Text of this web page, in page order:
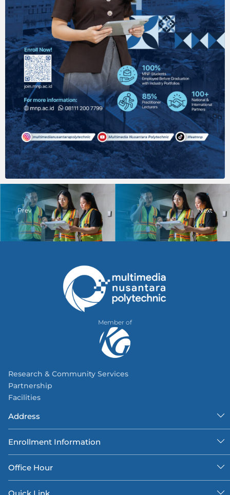
Prev Next
Member of
Research & Community Services
Partnership
Facilities
Address
Enrollment Information
Office Hour